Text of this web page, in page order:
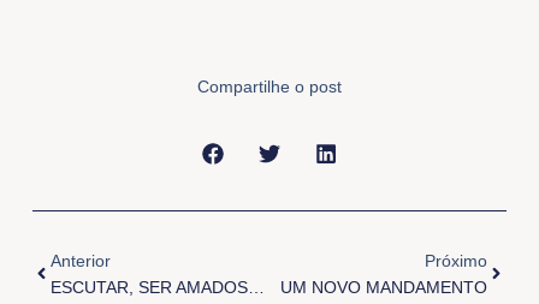
Compartilhe o post
Anterior
ESCUTAR, SER AMADOS, SER CONHECIDOS E SEGUIR O BOM PASTOR
Próximo
UM NOVO MANDAMENTO